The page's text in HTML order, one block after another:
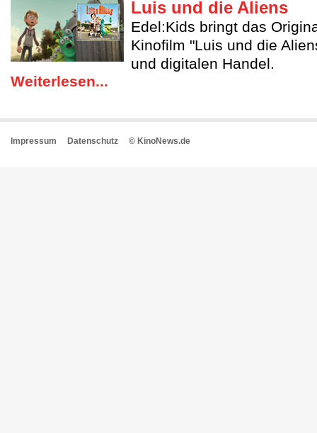
Luis und die Aliens
Edel:Kids bringt das
Kinofilm "Luis und die
und digitalen Handel.
Weiterlesen...
Impressum Datenschutz © KinoNews.de